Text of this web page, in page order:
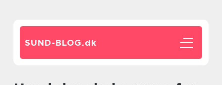
SUND-BLOG.dk